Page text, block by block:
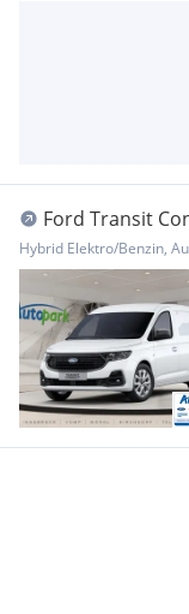
Ford Transit
Transporter /
Hybrid Elektro/Benzin,